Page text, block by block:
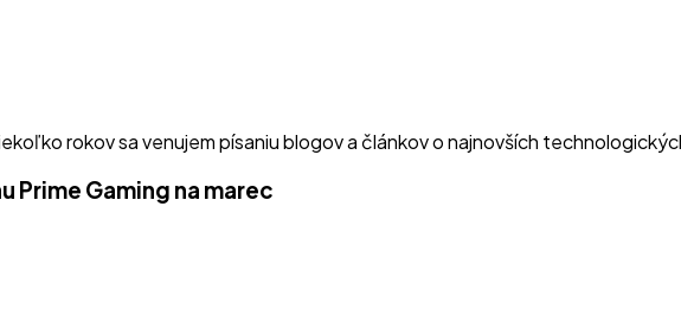
rokov sa venujem písaniu blogov a článkov o najnovších
Prime Gaming na marec